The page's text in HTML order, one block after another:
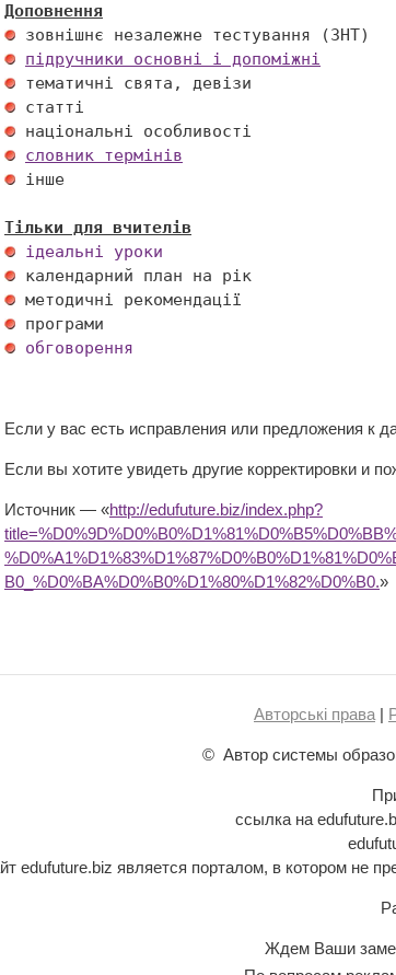
Доповнення
підручники основні і допоміжні
словник термінів
інше
Тільки для вчителів
ідеальні уроки
обговорення
Если у вас есть исправления или предложения к
Если вы хотите увидеть другие корректировки и
Источник — «http://edufuture.biz/index.php?
B0_%D0%BA%D0%B0%D1%80%D1%82%D0%B0.»
Авторські права |
© Автор системы
ссылка на
edufuture.biz является порталом, в котором не
Ждем Ваши